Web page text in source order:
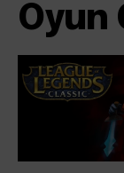
Oyun